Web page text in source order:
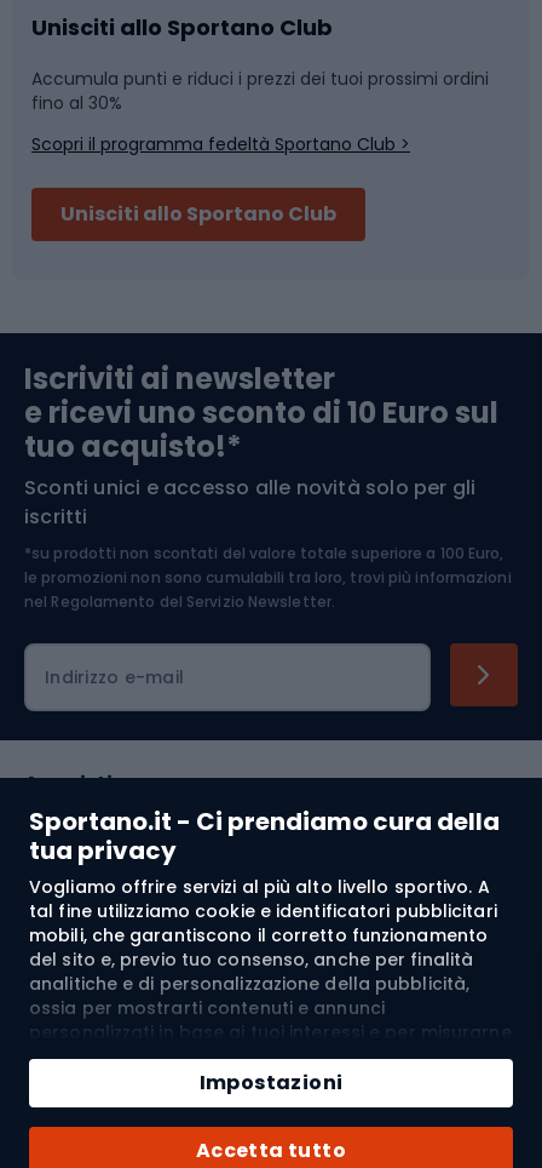
Sportano.it - Ci prendiamo cura della
tua privacy
Vogliamo offrire servizi al più alto livello sportivo. A
tal fine utilizziamo cookie e identificatori pubblicitari
mobili, che garantiscono il corretto funzionamento
del sito e, previo tuo consenso, anche per finalità
analitiche e di personalizzazione della pubblicità,
ossia per mostrarti contenuti e annunci
personalizzati in base ai tuoi interessi e per misurarne
l’efficacia. I cookie e gli identificatori pubblicitari
mobili possono essere utilizzati sia per attività
pubblicitarie personalizzate sia non personalizzate, a
seconda dei consensi da te espressi. Se clicchi su
“Accetta tutto”, acconsenti al trattamento dei tuoi
Accetta tutto
Impostazioni
Quantità
Aggiungi al carrello
Acquista con
Caschi da ciclismo
Skitouring
Abbigliamento da escursionismo
Nuoto
Pattinaggio
Componenti per biciclette
Arrampicata
Medicina dello sport
Abbigliamento ciclistico
Unisciti allo Sportano Club
Accumula punti e riduci i prezzi dei tuoi prossimi ordini
fino al 30%
Scopri il programma fedeltà Sportano Club >
Unisciti allo Sportano Club
Iscriviti ai newsletter
e ricevi uno sconto di 10 Euro sul
tuo acquisto!*
Sconti unici e accesso alle novità solo per gli
iscritti
*su prodotti non scontati del valore totale superiore a 100 Euro,
le promozioni non sono cumulabili tra loro, trovi più informazioni
nel Regolamento del Servizio Newsletter.
Indirizzo e-mail
Acquisti
Servizio clienti
Regolamento
Chi siamo
© 2026 Sportano